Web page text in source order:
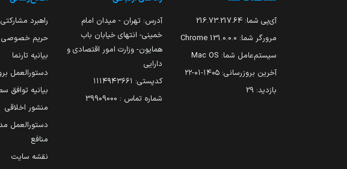
آی‌پی شما: 216.73.217.64
مرورگر شما: 131.0.0.0 Chrome
سیستم‌عامل شما: Mac OS
آخرین بروزرسانی: ۱۴۰۵-۰۱-۲۲
بازدید: 29
آدرس: تهران - میدان امام
خمینی- انتهای خیابان باب
همایون- وزارت امور اقتصادی و
دارایی
کدپستی: ۱۱۱۴۹۴۳۶۶۱
شماره تماس : 39909000
راهبرد مشارکتی
حریم خصوصی
بیانیه تارنما
دستورالعمل
بیانیه توافق
منشور اخلاقی
دستورالعمل
منافع
نقشه سایت